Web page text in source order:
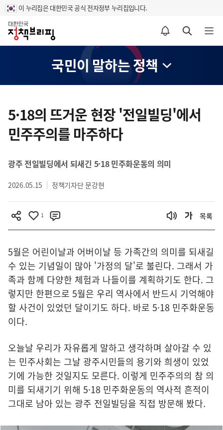
이 누리집은 대한민국 공식 전자정부 누리집입니다.
홈
알림설정 바로가기 검색 바로가기 메뉴 열기
국민이 말하는 정책
텐
츠
영
5·18의 뜨거운 현장 '전일빌딩'에서
민주주의를 마주하다
광주 전일빌딩에서 되새긴 5·18 민주화운동의 의미
2026.05.15 정책기자단 문강현
1 목록
5월은 어린이날과 어버이날 등 가족간의 의미를 되새길
수 있는 기념일이 많아 '가정의 달'로 불린다. 그래서 가
족과 함께 다양한 체험과 나들이를 계획하기도 한다. 그
렇지만 한편으로 5월은 우리 역사에서 반드시 기억해야
할 사건이 있었던 달이기도 하다. 바로 5·18 민주화운동
이다.
오늘날 우리가 자유롭게 말하고 생각하며 살아갈 수 있
는 민주사회는 그날 광주시민들의 용기와 희생이 있었
기에 가능한 것일지도 모른다. 이렇게 민주주의의 참 의
미를 되새기기 위해 5·18 민주화운동의 역사적 흔적이
그대로 남아 있는 광주 전일빌딩을 직접 방문해 봤다.